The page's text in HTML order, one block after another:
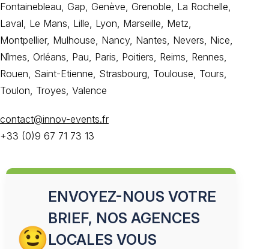
Fontainebleau, Gap, Genève, Grenoble, La Rochelle,
Laval, Le Mans, Lille, Lyon, Marseille, Metz,
Montpellier, Mulhouse, Nancy, Nantes, Nevers, Nice,
Nîmes, Orléans, Pau, Paris, Poitiers, Reims, Rennes,
Rouen, Saint-Etienne, Strasbourg, Toulouse, Tours,
Toulon, Troyes, Valence
contact@innov-events.fr
+33 (0)9 67 71 73 13
ENVOYEZ-NOUS VOTRE
BRIEF, NOS AGENCES
LOCALES VOUS